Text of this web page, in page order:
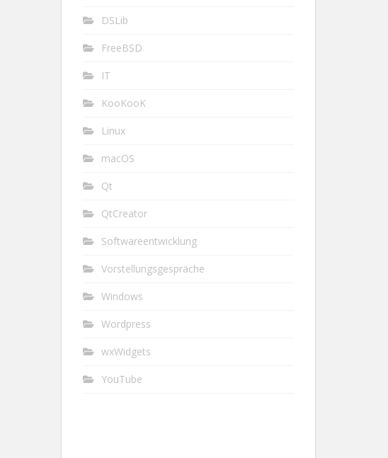
DSLib
FreeBSD
IT
KooKooK
Linux
macOS
Qt
QtCreator
Softwareentwicklung
Vorstellungsgespräche
Windows
Wordpress
wxWidgets
YouTube